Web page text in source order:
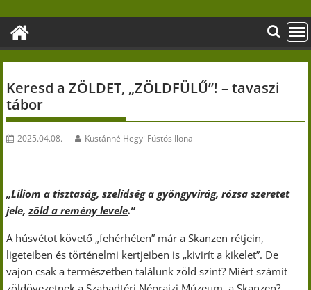
content
Keresd a ZÖLDET, „ZÖLDFÜLŰ”! – tavaszi
tábor
2025.04.08. Kustánné Hegyi Füstös Ilona
„Liliom a tisztaság, szelídség a gyöngyvirág, rózsa szeretet
jele,zöld a remény levele.”
A húsvétot követő „fehérhéten” már a Skanzen rétjein,
ligeteiben és történelmi kertjeiben is „kivirít a kikelet”. De
vajon csak a természetben találunk zöld színt? Miért számít